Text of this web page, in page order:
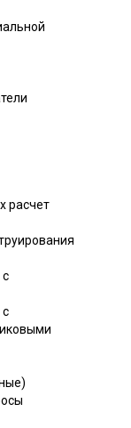
расчет